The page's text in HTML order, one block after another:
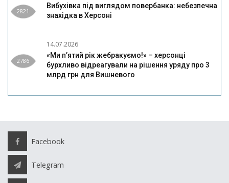
2821
Вибухівка під виглядом повербанка: небезпечна
знахідка в Херсоні
2786
14.07.2026
«Ми п’ятий рік жебракуємо!» – херсонці
бурхливо відреагували на рішення уряду про 3
млрд грн для Вишневого
Facebook
Telegram